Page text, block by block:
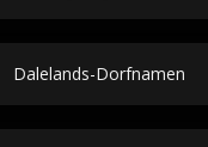
Dalelands-Dorfnamen